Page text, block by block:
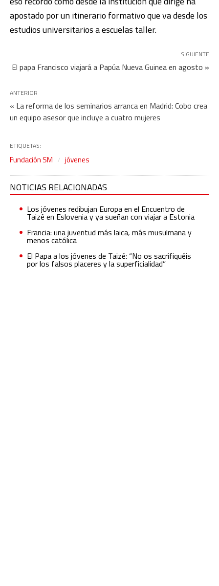
apostado por un itinerario formativo que va desde los
estudios universitarios a escuelas taller.
SIGUIENTE
El papa Francisco viajará a Papúa Nueva Guinea en agosto »
ANTERIOR
« La reforma de los seminarios arranca en Madrid: Cobo crea
un equipo asesor que incluye a cuatro mujeres
ETIQUETAS:
Fundación SM jóvenes
NOTICIAS RELACIONADAS
Los jóvenes redibujan Europa en el Encuentro de
Taizé en Eslovenia y ya sueñan con viajar a Estonia
Francia: una juventud más laica, más musulmana y
menos católica
El Papa a los jóvenes de Taizé: “No os sacrifiquéis
por los falsos placeres y la superficialidad”